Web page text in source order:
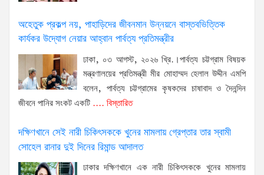
অহেতুক প্রকল্প নয়, পাহাড়িদের জীবনমান উন্নয়নে বাস্তবভিত্তিক
কার্যকর উদ্যোগ নেয়ার আহ্বান পার্বত্য প্রতিমন্ত্রীর
ঢাকা, ০৩ আগস্ট, ২০২৬ খ্রি.।পার্বত্য চট্টগ্রাম বিষয়ক
মন্ত্রণালয়ের প্রতিমন্ত্রী মীর মোহাম্মদ হেলাল উদ্দীন এমপি
বলেন, পার্বত্য চট্টগ্রামের কৃষকদের চাষাবাদ ও দৈনন্দিন
জীবনে পানির সংকট একটি .... বিস্তারিত
দক্ষিণখানে সেই নারী চিকিৎসককে খুনের মামলায় গ্রেপ্তার তার স্বামী
সোহেল রানার দুই দিনের রিমান্ড আদালত
ঢাকার দক্ষিণখানে এক নারী চিকিৎসককে খুনের মামলায়